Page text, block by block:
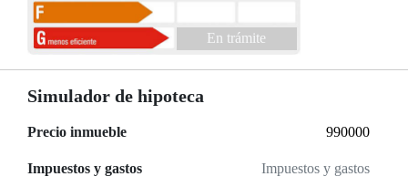
En trámite
Simulador de hipoteca
Precio inmueble
Impuestos y gastos